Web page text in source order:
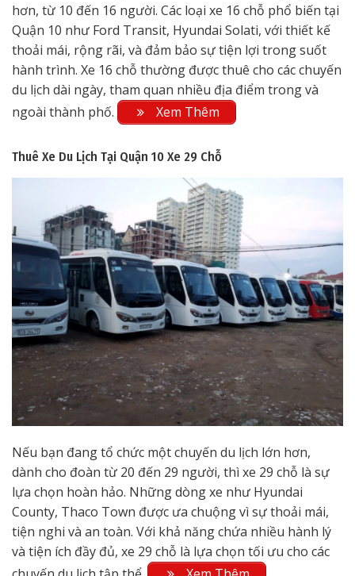
hơn, từ 10 đến 16 người. Các loại xe 16 chỗ phổ biến tại
Quận 10 như Ford Transit, Hyundai Solati, với thiết kế
thoải mái, rộng rãi, và đảm bảo sự tiện lợi trong suốt
hành trình. Xe 16 chỗ thường được thuê cho các chuyến
du lịch dài ngày, tham quan nhiều địa điểm trong và
ngoài thành phố.
Xem Thêm
Thuê Xe Du Lịch Tại Quận 10 Xe 29 Chỗ
Nếu bạn đang tổ chức một chuyến du lịch lớn hơn,
dành cho đoàn từ 20 đến 29 người, thì xe 29 chỗ là sự
lựa chọn hoàn hảo. Những dòng xe như Hyundai
County, Thaco Town được ưa chuộng vì sự thoải mái,
tiện nghi và an toàn. Với khả năng chứa nhiều hành lý
và tiện ích đầy đủ, xe 29 chỗ là lựa chọn tối ưu cho các